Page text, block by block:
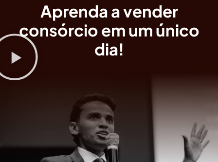
Aprenda a vender
consórcio em um único
dia!